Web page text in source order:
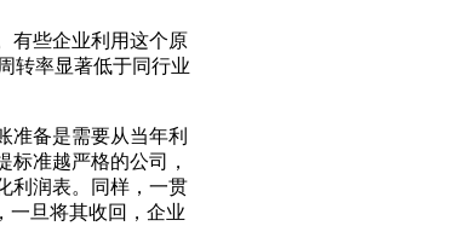
有些企业利用这个原
转率显著低于同行业
准备是需要从当年利
准越严格的公司，
利润表。同样，一贯
一旦将其收回，企业